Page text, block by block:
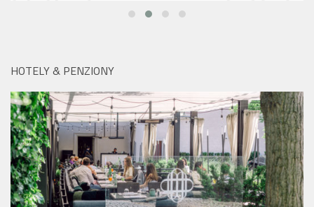
HOTELY & PENZIONY